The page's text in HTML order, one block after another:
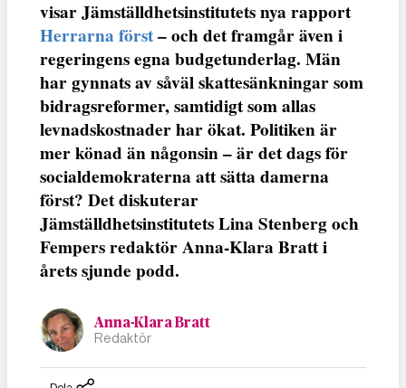
visar Jämställdhetsinstitutets nya rapport
Herrarna först– och det framgår även i
regeringens egna budgetunderlag. Män
har gynnats av såväl skattesänkningar som
bidragsreformer, samtidigt som allas
levnadskostnader har ökat. Politiken är
mer könad än någonsin – är det dags för
socialdemokraterna att sätta damerna
först? Det diskuterar
Jämställdhetsinstitutets Lina Stenberg och
Fempers redaktör Anna-Klara Bratt i
årets sjunde podd.
Anna-Klara Bratt
Redaktör